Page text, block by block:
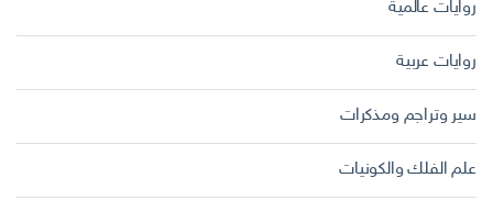
روايات عالمية
روايات عربية
سير وتراجم ومذكرات
علم الفلك والكونيات